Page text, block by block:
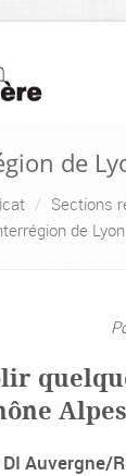
de
Sections
de Lyon
Alpes
Auvergne/